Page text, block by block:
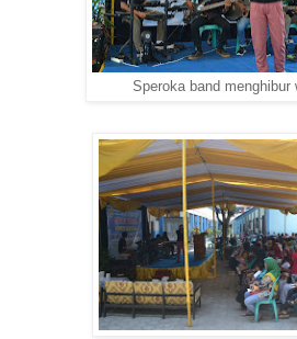
Speroka band menghibur